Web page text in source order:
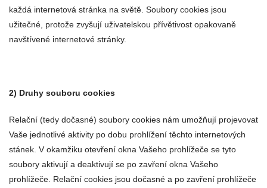
každá internetová stránka na světě. Soubory cookies jsou
užitečné, protože zvyšují uživatelskou přívětivost opakovaně
navštívené internetové stránky.
2) Druhy souboru cookies
Relační (tedy dočasné) soubory cookies nám umožňují projevovat
Vaše jednotlivé aktivity po dobu prohlížení těchto internetových
stánek. V okamžiku otevření okna Vašeho prohlížeče se tyto
soubory aktivují a deaktivují se po zavření okna Vašeho
prohlížeče. Relační cookies jsou dočasné a po zavření prohlížeče